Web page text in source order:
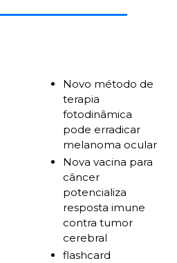
Novo método de
terapia
fotodinâmica
pode erradicar
melanoma ocular
Nova vacina para
câncer
potencializa
resposta imune
contra tumor
cerebral
flashcard